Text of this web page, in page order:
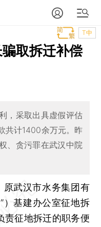
T中
取拆迁补偿
，采取出具虚假评估
共计1400余万元。昨
、贪污罪在武汉中院
原武汉市水务集团有
）基建办公室征地拆
责征地拆迁的职务便